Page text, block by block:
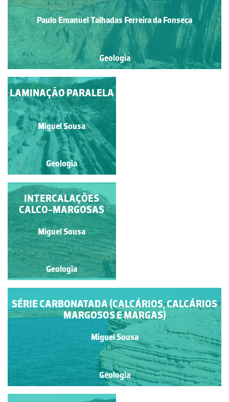
Paulo Emanuel Talhadas Ferreira da Fonseca
Geologia
MARCAS DE
ONDULAÇÃO
Luís Duarte
Geologia
LAMINAÇÃO PARALELA
Miguel Sousa
Geologia
PENEDO DO GUINCHO
Miguel Sousa
Geologia
SÉRIE CARBONATADA (CALCÁRIOS, CALCÁRIOS
MARGOSOS E MARGAS)
Miguel Sousa
Geologia
INTERCALAÇÕES
CALCO-MARGOSAS
Miguel Sousa
Geologia